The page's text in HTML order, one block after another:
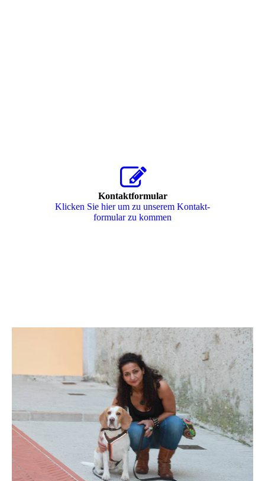
Kontaktformular
Klicken Sie hier um zu unserem Kon­takt­
for­mu­lar zu kommen